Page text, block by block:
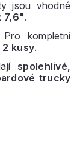
jsou vhodné
7,6".
kompletní
2 kusy.
spolehlivé,
trucky